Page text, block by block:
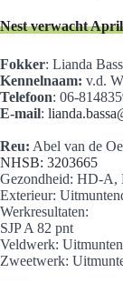
Nest verwacht
Fokker: Lianda
Kennelnaam: v.d.
Telefoon: 06-
E-mail:
Reu: Abel van de
NHSB: 3203665
Gezondheid: HD-
Exterieur:
Werkresultaten:
SJP A 82 pnt
Veldwerk:
Zweetwerk: